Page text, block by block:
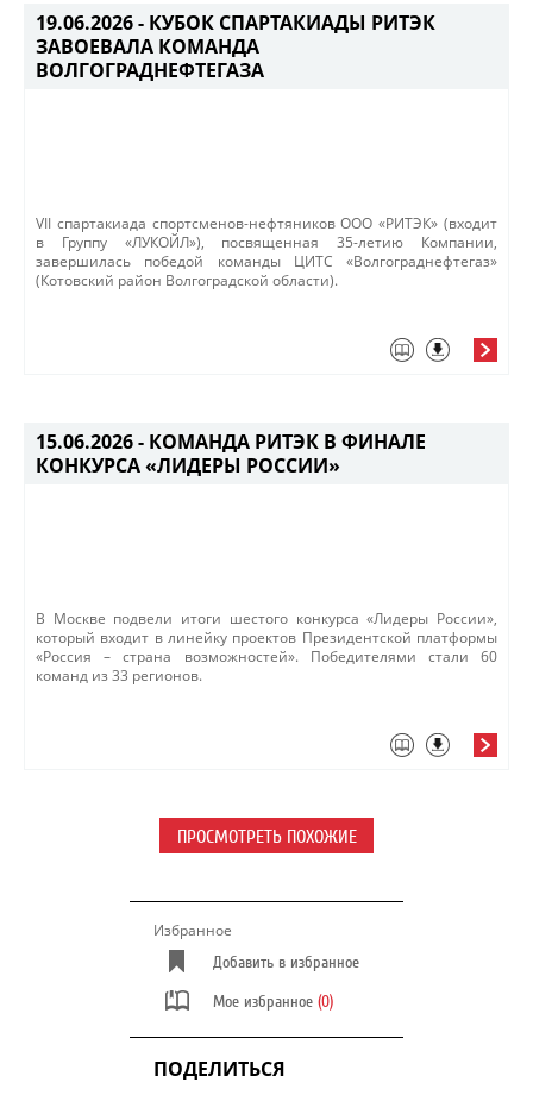
19.06.2026 - КУБОК СПАРТАКИАДЫ РИТЭК
ЗАВОЕВАЛА КОМАНДА
ВОЛГОГРАДНЕФТЕГАЗА
​VII спартакиада спортсменов-нефтяников ООО «РИТЭК» (входит
в Группу «ЛУКОЙЛ»), посвященная 35-летию Компании,
завершилась победой команды ЦИТС «Волгограднефтегаз»
(Котовский район Волгоградской области).​
15.06.2026 - КОМАНДА РИТЭК В ФИНАЛЕ
КОНКУРСА «ЛИДЕРЫ РОССИИ»
В Москве подвели итоги шестого конкурса «Лидеры России»,
который входит в линейку проектов Президентской платформы
«Россия – страна возможностей». Победителями стали 60
команд из 33 регионов. ​
ПРОСМОТРЕТЬ ПОХОЖИЕ
Избранное
Добавить в избранное
Мое избранное (0)
ПОДЕЛИТЬСЯ